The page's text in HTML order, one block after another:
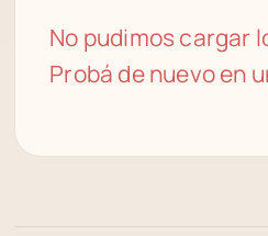
No pudimos cargar
Probá de nuevo en